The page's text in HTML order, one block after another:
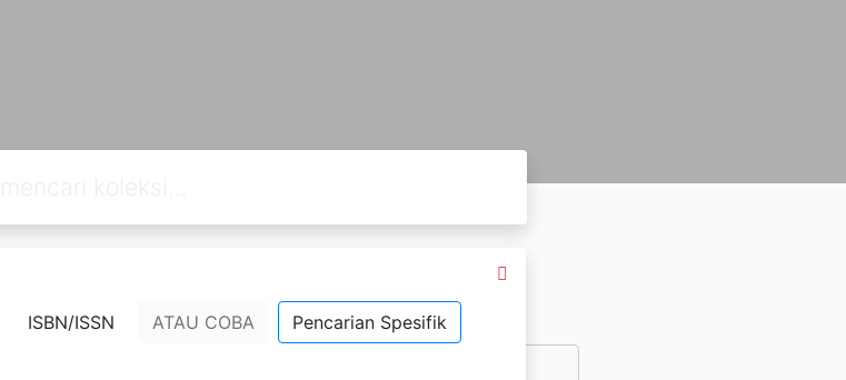
ISBN/ISSN ATAU COBA Pencarian Spesifik
yang menarik bagi Anda